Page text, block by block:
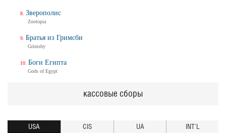
Зверополис
Zootopia
Братья из Гримсби
Grimsby
Боги Египта
Gods of Egypt
кассовые сборы
USA CIS UA INT'L